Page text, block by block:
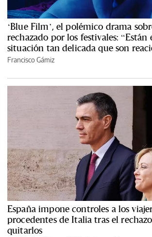
‘Blue Film’, el polémico drama
rechazado por los festivales: “Están
situación tan delicada que son
Francisco Gámiz
España impone controles a los
procedentes de Italia tras el
quitarlos